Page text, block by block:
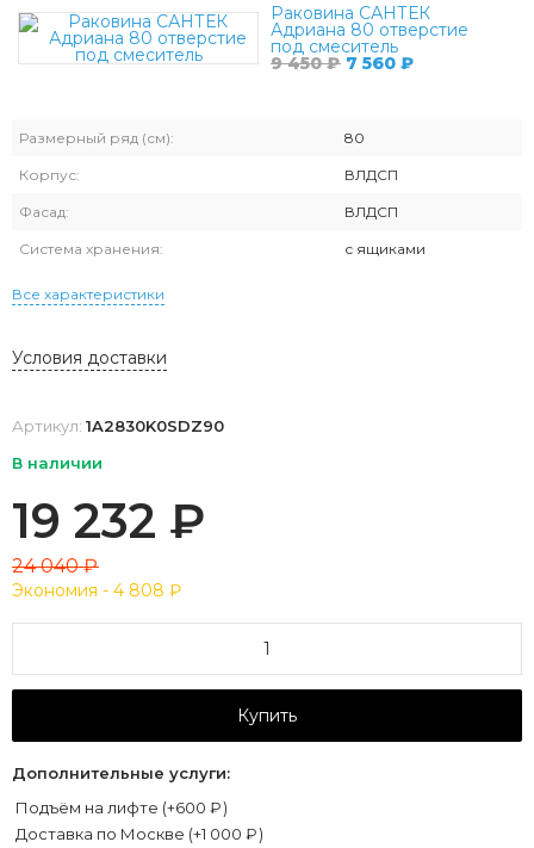
Раковина САНТЕК
Адриана 80 отверстие
под смеситель
9 450₽ 7 560 ₽
Размерный ряд (см): 80
Корпус: ВЛДСП
Фасад: ВЛДСП
Система хранения: с ящиками
Все характеристики
Условия доставки
Артикул: 1A2830K0SDZ90
В наличии
19 232 ₽
24 040₽
Экономия - 4 808 ₽
Купить
Дополнительные услуги:
Подъём на лифте (+600 ₽)
Доставка по Москве (+1 000 ₽)